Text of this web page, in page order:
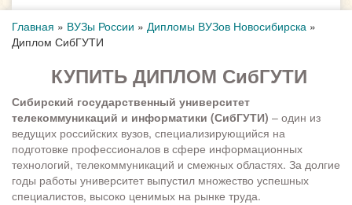
Главная » ВУЗы России » Дипломы ВУЗов Новосибирска »
Диплом СибГУТИ
КУПИТЬ ДИПЛОМ СибГУТИ
Сибирский государственный университет
телекоммуникаций и информатики (СибГУТИ) – один из
ведущих российских вузов, специализирующийся на
подготовке профессионалов в сфере информационных
технологий, телекоммуникаций и смежных областях. За долгие
годы работы университет выпустил множество успешных
специалистов, высоко ценимых на рынке труда.